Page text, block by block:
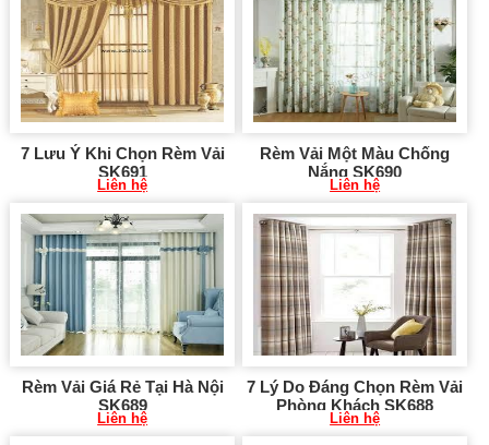
7 Lưu Ý Khi Chọn Rèm Vải
SK691
Liên hệ
Rèm Vải Một Màu Chống
Nắng SK690
Liên hệ
Rèm Vải Giá Rẻ Tại Hà Nội
SK689
Liên hệ
7 Lý Do Đáng Chọn Rèm Vải
Phòng Khách SK688
Liên hệ